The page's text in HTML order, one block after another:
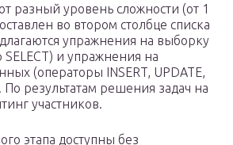
разный уровень сложности (от 1
во втором столбце списка
упражнения на выборку
и упражнения на
(операторы INSERT, UPDATE,
По результатам решения задач на
участников.
этапа доступны без